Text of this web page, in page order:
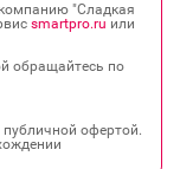
"Сладкая
smartpro.ru или
обращайтесь по
офертой.